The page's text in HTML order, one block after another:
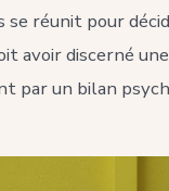
se réunit pour
avoir discerné
par un bilan